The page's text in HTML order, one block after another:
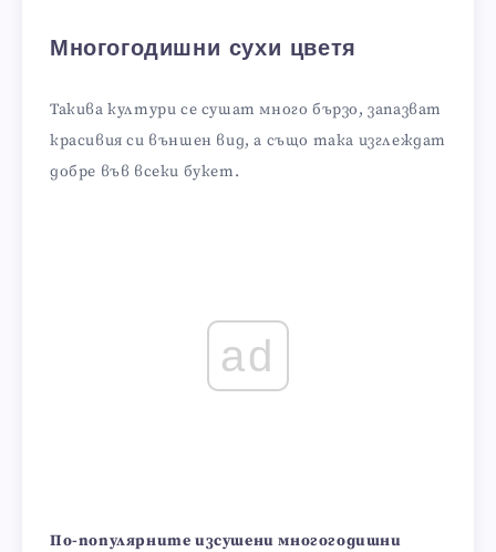
Многогодишни сухи цветя
Такива култури се сушат много бързо, запазват
красивия си външен вид, а също така изглеждат
добре във всеки букет.
ad
По-популярните изсушени многогодишни